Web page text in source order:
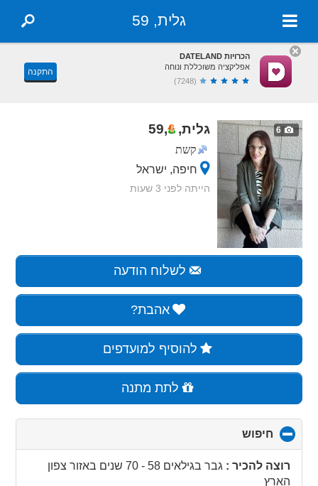
גלית, 59
הכרויות DATELAND
אפליקציה משוכללת ונוחה
(7248)
התקנה
6 גלית, ,
59
קשת
חיפה, ישראל
הייתה לפני 3 שעות
לשלוח הודעה
אהבת?
להוסיף למועדפים
לתת מתנה
חיפוש
to
collapseרוצה להכיר : גבר בגילאים 58 - 70 שנים באזור צפון
הארץ